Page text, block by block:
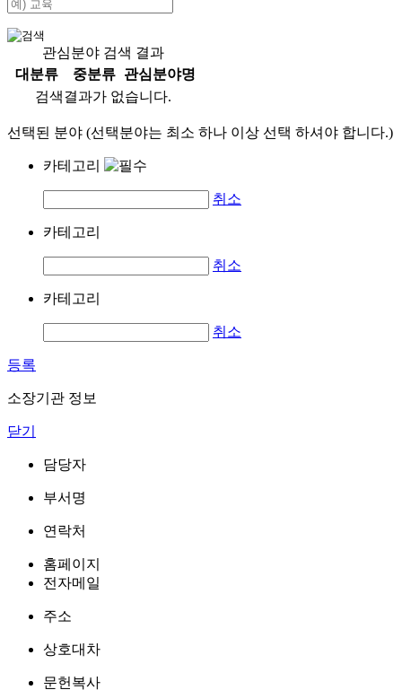
관심분야 검색 결과
대분류
중분류
관심분야명
검색결과가 없습니다.
선택된 분야 (선택분야는 최소 하나 이상 선택 하셔야 합니다.)
카테고리
취소
카테고리
취소
카테고리
취소
등록
소장기관 정보
닫기
담당자
부서명
연락처
홈페이지
전자메일
주소
상호대차
문헌복사